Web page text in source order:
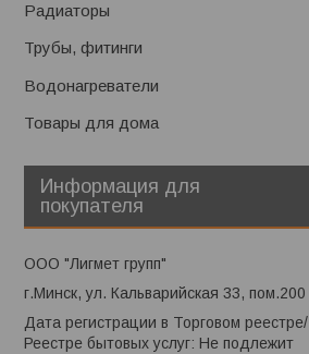
Радиаторы
Трубы, фитинги
Водонагреватели
Товары для дома
Информация для
покупателя
ООО "Лигмет групп"
г.Минск, ул. Кальварийская 33, пом.200
Дата регистрации в Торговом реестре/
Реестре бытовых услуг: Не подлежит